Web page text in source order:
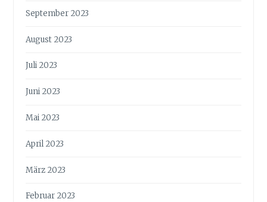
September 2023
August 2023
Juli 2023
Juni 2023
Mai 2023
April 2023
März 2023
Februar 2023